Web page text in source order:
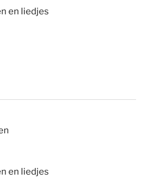
en liedjes
en liedjes